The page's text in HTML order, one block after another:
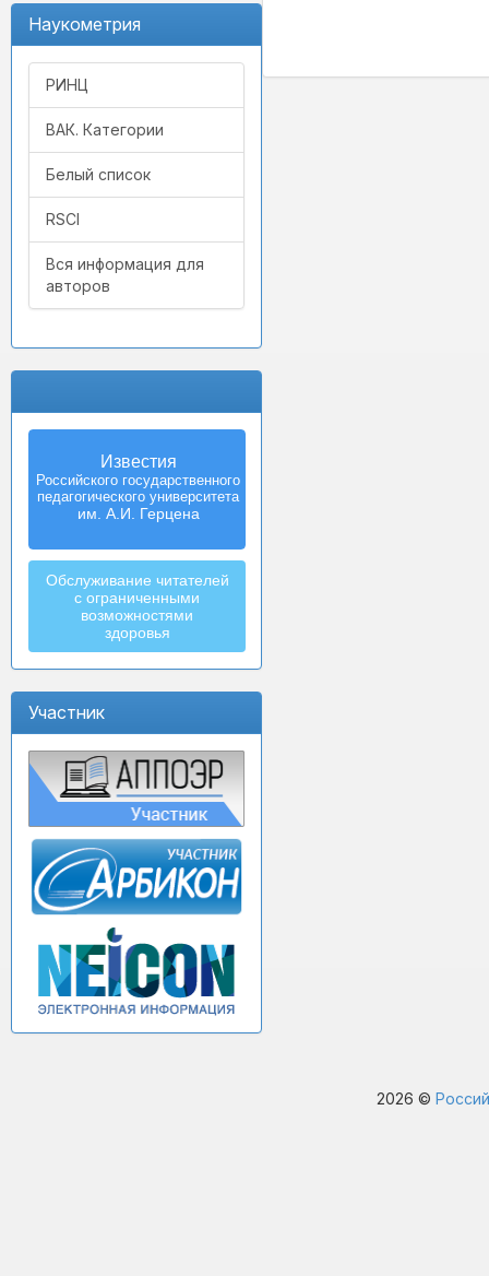
Наукометрия
РИНЦ
ВАК. Категории
Белый список
RSCI
Вся информация для
авторов
Известия
Российского государственного
педагогического университета
им. А.И. Герцена
Izvestia:
Herzen University
Journal of
Humanities & Sciences
Обслуживание читателей
с ограниченными
возможностями
здоровья
Участник
2026 ©